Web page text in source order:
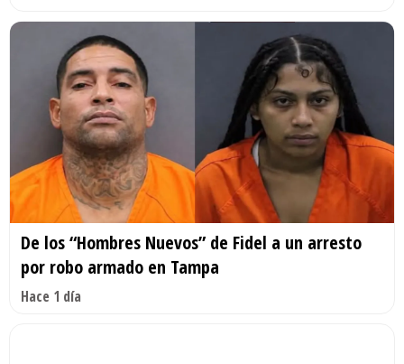
De los “Hombres Nuevos” de Fidel a un arresto
por robo armado en Tampa
Hace 1 día